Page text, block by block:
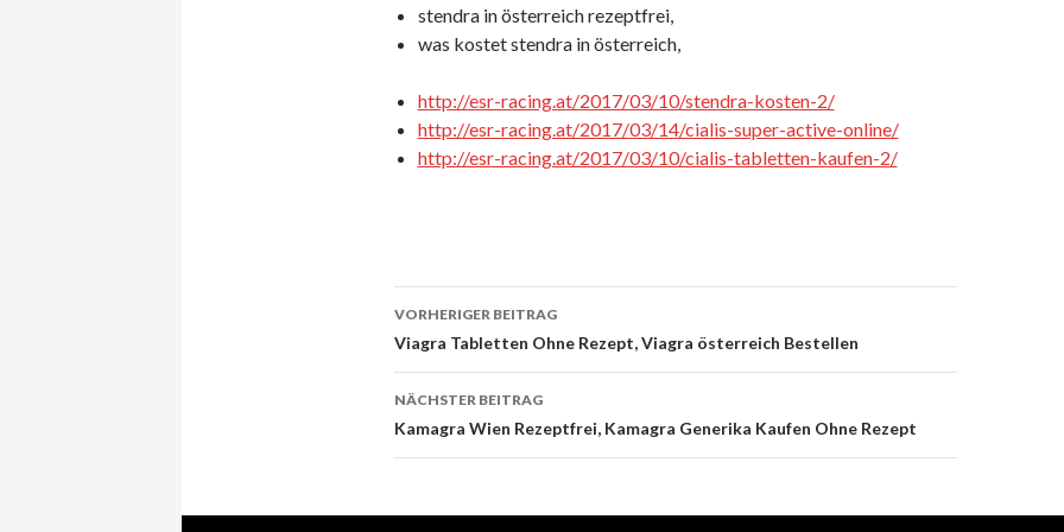
stendra in österreich rezeptfrei,
was kostet stendra in österreich,
http://esr-racing.at/2017/03/10/stendra-kosten-2/
http://esr-racing.at/2017/03/14/cialis-super-active-online/
http://esr-racing.at/2017/03/10/cialis-tabletten-kaufen-2/
Beitrags-
Navigation
VORHERIGER BEITRAG
Viagra Tabletten Ohne Rezept, Viagra österreich Bestellen
NÄCHSTER BEITRAG
Kamagra Wien Rezeptfrei, Kamagra Generika Kaufen Ohne Rezept